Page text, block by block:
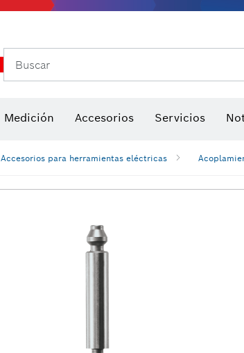
Buscar
Medición Accesorios Servicios
Accesorios para herramientas eléctricas